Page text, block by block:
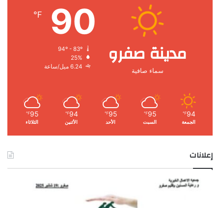
مدينة صفرو
سماء صافية
90
℉
25%
6.24 ميل/ساعة
94
℉
الجمعة
95
℉
السبت
95
℉
الأحد
94
℉
الأثنين
95
℉
الثلاثاء
إعلانات